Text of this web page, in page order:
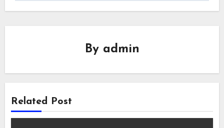
By admin
Related Post